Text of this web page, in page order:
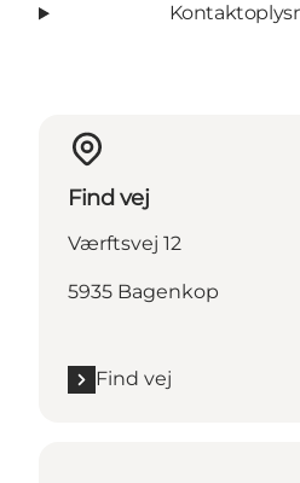
Find vej
Værftsvej 12
5935 Bagenkop
Find vej